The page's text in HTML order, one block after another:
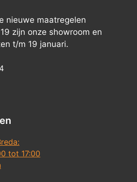
nieuwe maatregelen
zijn onze showroom en
t/m 19 januari.
tot 17:00